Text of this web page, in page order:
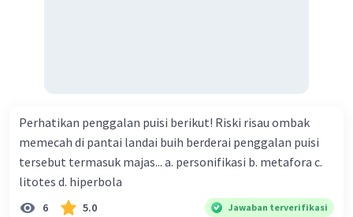
Perhatikan penggalan puisi berikut! Riski risau ombak
memecah di pantai landai buih berderai penggalan puisi
tersebut termasuk majas... a. personifikasi b. metafora c.
litotes d. hiperbola
6 5.0 Jawaban terverifikasi